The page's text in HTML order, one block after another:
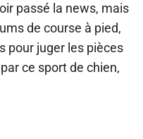
passé la news, mais
de course à pied,
pour juger les pièces
ce sport de chien,